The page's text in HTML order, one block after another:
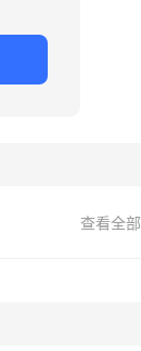
查看全部